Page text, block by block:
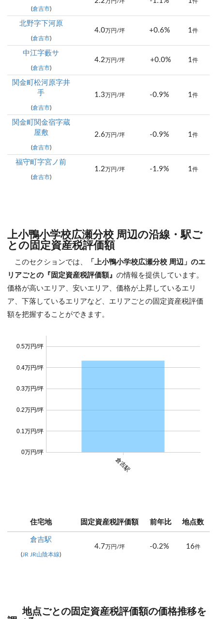
(倉吉市)
万円/坪 件
北野字下河原
(倉吉市)
4.0万円/坪 +0.6% 1件
中江字藪サ
(倉吉市)
4.2 万円/坪 +0.0% 1件
関金町松河原字井
手
(倉吉市)
1.3 万円/坪 -0.9% 1件
関金町関金宿字蔵
屋敷
(倉吉市)
2.6 万円/坪 -0.9% 1件
福守町字宮ノ前
(倉吉市)
1.2 万円/坪 -1.9% 1件
上小鴨小学校広瀬分校 周辺の沿線・駅ご
との固定資産税評価額
このセクションでは、
「上小鴨小学校広瀬分校 周辺」のエ
リアごとの『固定資産税評価額』 の情報を提供しています。
価格が高いエリア、安いエリア、価格が上昇しているエリ
ア、下落しているエリアなど、エリアごとの固定資産税評価
額を把握することができます。
倉吉駅
0万円/坪
0.1万円/坪
0.2万円/坪
0.3万円/坪
0.4万円/坪
0.5万円/坪
住宅地 固定資産税評価額 前年比 地点数
倉吉駅
(JR JR山陰本線)
4.7 万円/坪 -0.2% 16件
地点ごとの固定資産税評価額の価格推移を